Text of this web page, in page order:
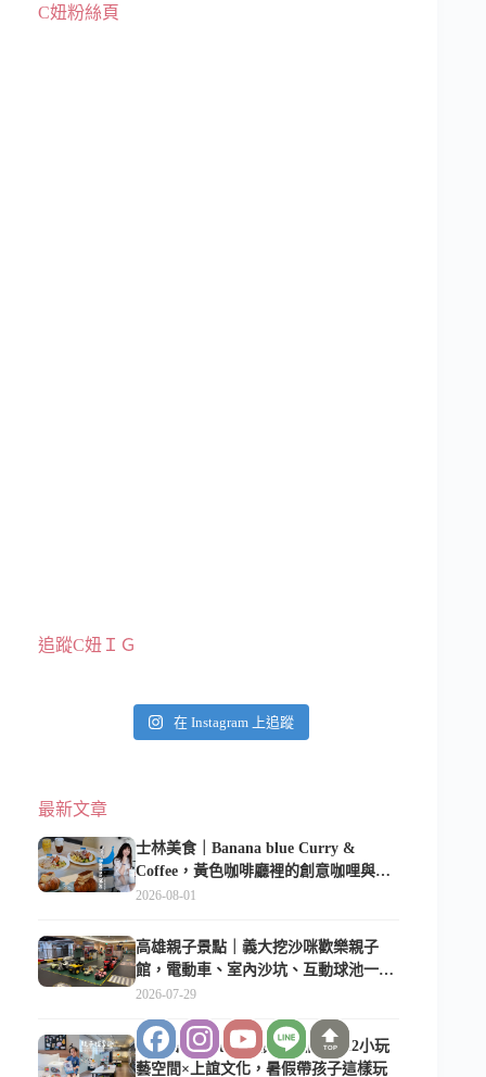
C妞粉絲頁
追蹤C妞ＩＧ
在 Instagram 上追蹤
最新文章
士林美食｜Banana blue Curry &
Coffee，黃色咖啡廳裡的創意咖哩與香
蕉甜點
2026-08-01
高雄親子景點｜義大挖沙咪歡樂親子
館，電動車、室內沙坑、互動球池一票
玩到底
2026-07-29
老爺會館台北南西親子住宿｜U12小玩
藝空間×上誼文化，暑假帶孩子這樣玩
TOP